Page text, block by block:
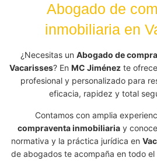
Abogado de
inmobiliaria en
¿Necesitas un Abogado de
Vacarisses? EnMC Jiménez te
profesional y personalizado para
eficacia, rapidez y total
Contamos con amplia
compraventa inmobiliaria y
normativa y la práctica jurídica en
de abogados te acompaña en todo